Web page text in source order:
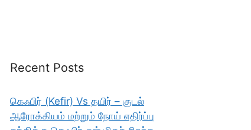
Recent Posts
கெஃபிர் (Kefir) Vs தயிர் – குடல்
ஆரோக்கியம் மற்றும் நோய் எதிர்ப்பு